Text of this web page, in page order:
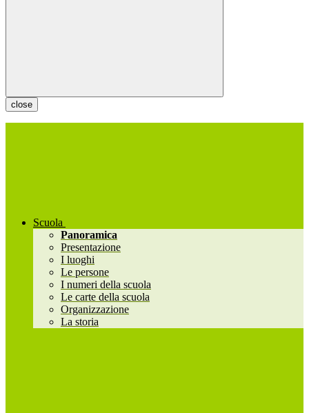
close
Scuola
Panoramica
Presentazione
I luoghi
Le persone
I numeri della scuola
Le carte della scuola
Organizzazione
La storia